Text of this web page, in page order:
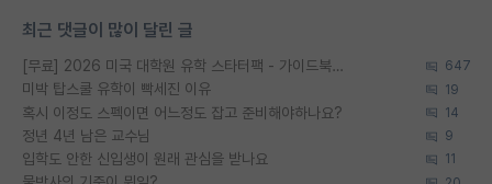
최근 댓글이 많이 달린 글
[무료] 2026 미국 대학원 유학 스타터팩 - 가이드북 & 합격자 컨택메일 템플릿 647
미박 탑스쿨 유학이 빡세진 이유 19
혹시 이정도 스펙이면 어느정도 잡고 준비해야하나요? 14
정년 4년 남은 교수님 9
입학도 안한 신입생이 원래 관심을 받나요 11